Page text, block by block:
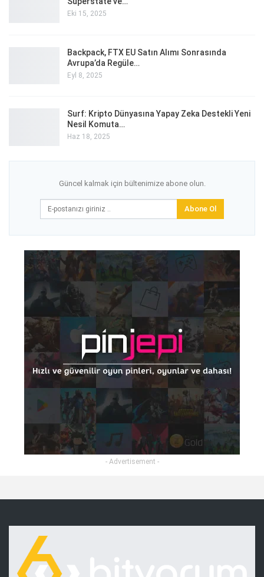
Eki 15, 2025
Backpack, FTX EU Satın Alımı Sonrasında
Avrupa’da Regüle…
Eyl 8, 2025
Surf: Kripto Dünyasına Yapay Zeka Destekli Yeni
Nesil Komuta…
Haz 18, 2025
Güncel kalmak için bültenimize abone olun.
Abone Ol
- Advertisement -